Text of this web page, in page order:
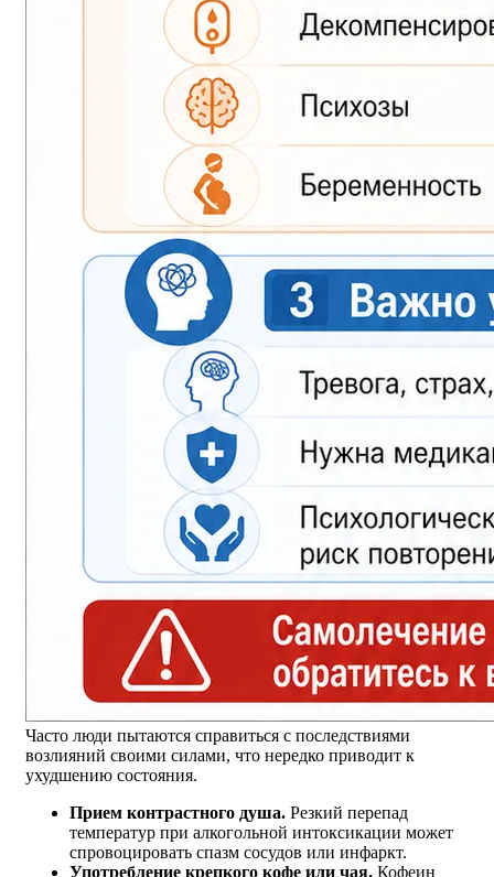
Часто люди пытаются справиться с последствиями
возлияний своими силами, что нередко приводит к
ухудшению состояния.
Прием контрастного душа. Резкий перепад
температур при алкогольной интоксикации может
спровоцировать спазм сосудов или инфаркт.
Употребление крепкого кофе или чая. Кофеин